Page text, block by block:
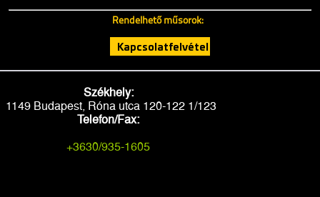
Rendelhető műsorok:
Kapcsolatfelvétel
Székhely:
1149 Budapest, Róna utca 120-122 1/123
Telefon/Fax:
+3630/935-1605